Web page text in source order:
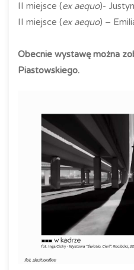
II miejsce (ex aequo)-
II miejsce (ex aequo) –
Obecnie wystawę można
Piastowskiego.